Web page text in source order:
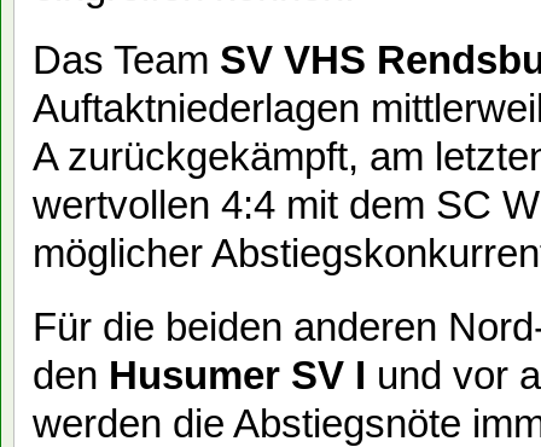
Das Team SV VHS
Auftaktniederlagen
A zurückgekämpft, am
wertvollen 4:4 mit dem SC
möglicher
Für die beiden anderen
den Husumer SV I und vor
werden die Abstiegsnöte